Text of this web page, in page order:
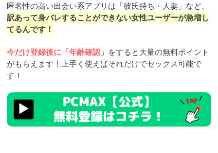
匿名性の高い出会い系アプリは「彼氏持ち・人妻」など、
訳あって身バレすることができない女性ユーザーが急増し
てるんです！
今だけ登録後に「年齢確認」 をすると大量の無料ポイント
がもらえます！上手く使えばそれだけでセックス可能で
す！
https://pcmax.jp/lp/?
ad_id=rm327007